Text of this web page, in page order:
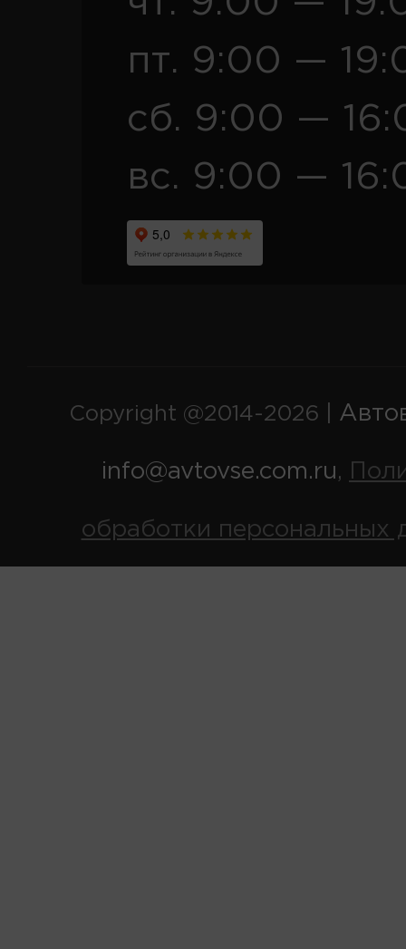
пт. 9:00 —
сб. 9:00 —
вс. 9:00 —
Copyright @2014-2026 |
info@avtovse.com.ru,
обработки персональных